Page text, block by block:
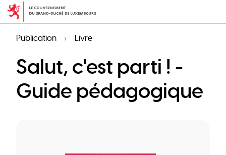
Aller
au
principal
Publication Livre
Salut, c'est parti ! -
Guide pédagogique